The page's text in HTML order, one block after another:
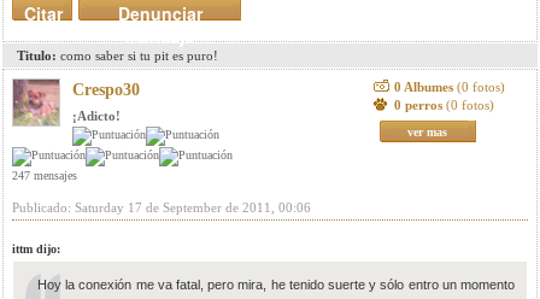
Denunciar
mensaje
Citar
Titulo: como saber si tu pit es puro!
Crespo30
¡Adicto!
247 mensajes
0 Albumes (0 fotos)
0 perros (0 fotos)
ver mas
Publicado: Saturday 17 de September de 2011, 00:06
ittm dijo:
Hoy la conexión me va fatal, pero mira, he tenido suerte y sólo entro un momento